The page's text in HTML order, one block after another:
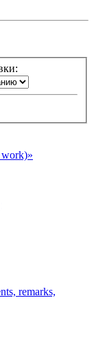
work)»
remarks,